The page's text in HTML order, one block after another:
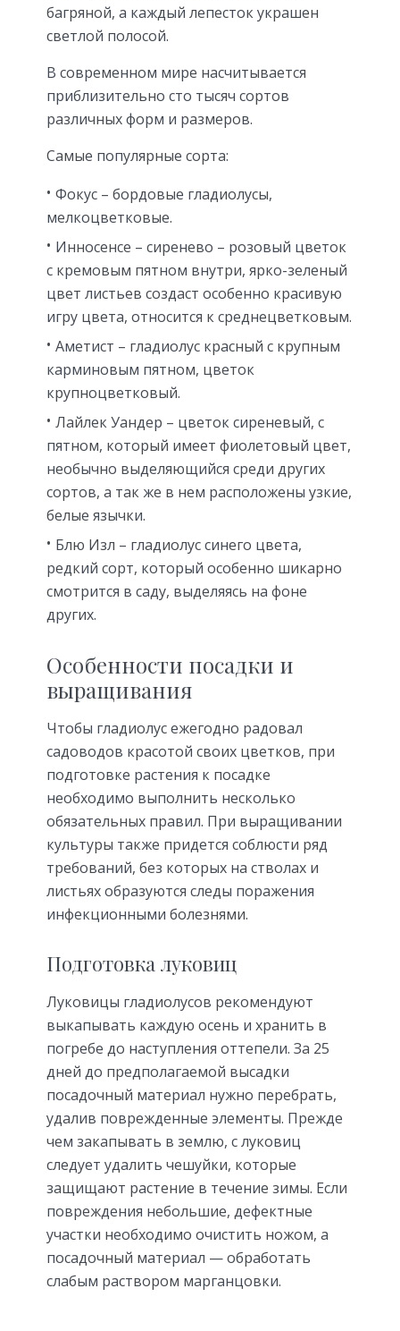
багряной, а каждый лепесток украшен
светлой полосой.
В современном мире насчитывается
приблизительно сто тысяч сортов
различных форм и размеров.
Самые популярные сорта:
Фокус – бордовые гладиолусы,
мелкоцветковые.
Инносенсе – сиренево – розовый цветок
с кремовым пятном внутри, ярко-зеленый
цвет листьев создаст особенно красивую
игру цвета, относится к среднецветковым.
Аметист – гладиолус красный с крупным
карминовым пятном, цветок
крупноцветковый.
Лайлек Уандер – цветок сиреневый, с
пятном, который имеет фиолетовый цвет,
необычно выделяющийся среди других
сортов, а так же в нем расположены узкие,
белые язычки.
Блю Изл – гладиолус синего цвета,
редкий сорт, который особенно шикарно
смотрится в саду, выделяясь на фоне
других.
Особенности посадки и
выращивания
Чтобы гладиолус ежегодно радовал
садоводов красотой своих цветков, при
подготовке растения к посадке
необходимо выполнить несколько
обязательных правил. При выращивании
культуры также придется соблюсти ряд
требований, без которых на стволах и
листьях образуются следы поражения
инфекционными болезнями.
Подготовка луковиц
Луковицы гладиолусов рекомендуют
выкапывать каждую осень и хранить в
погребе до наступления оттепели. За 25
дней до предполагаемой высадки
посадочный материал нужно перебрать,
удалив поврежденные элементы. Прежде
чем закапывать в землю, с луковиц
следует удалить чешуйки, которые
защищают растение в течение зимы. Если
повреждения небольшие, дефектные
участки необходимо очистить ножом, а
посадочный материал — обработать
слабым раствором марганцовки.